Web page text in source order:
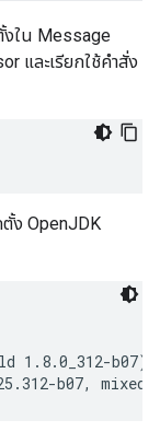
งใน Message
และเรียกใช้คำสั่ง
ตั้ง OpenJDK
1.8.0_312-b07)
b07, mixed